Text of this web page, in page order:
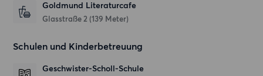
Goldmund Literaturcafe
Glasstraße 2 (139 Meter)
Schulen und Kinderbetreuung
Geschwister-Scholl-Schule